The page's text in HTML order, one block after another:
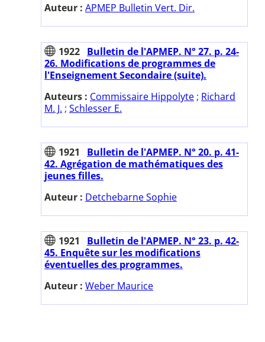
Auteur : APMEP Bulletin Vert. Dir.
1922 Bulletin de l'APMEP. N° 27. p. 24-
26. Modifications de programmes de
l'Enseignement Secondaire (suite).
Auteurs : Commissaire Hippolyte ; Richard
M. J. ; Schlesser E.
1921
Bulletin de l'APMEP. N° 20. p. 41-
42. Agrégation de mathématiques des
jeunes filles.
Auteur : Detchebarne Sophie
1921
Bulletin de l'APMEP. N° 23. p. 42-
45. Enquête sur les modifications
éventuelles des programmes.
Auteur : Weber Maurice